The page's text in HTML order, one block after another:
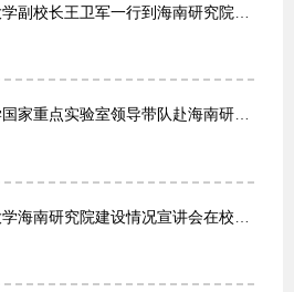
河口海岸学国家重点实验室领导带队赴海南研究院调研